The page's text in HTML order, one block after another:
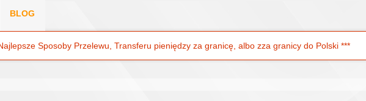
BLOG
Sposoby Przelewu, Transferu pieniędzy za granicę, albo zza granicy do Polski ***